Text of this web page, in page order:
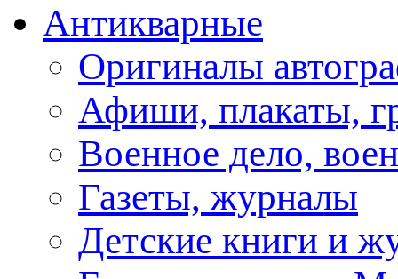
Антикварные
Оригиналы
Афиши, плакаты,
Военное дело,
Газеты, журналы
Детские книги и